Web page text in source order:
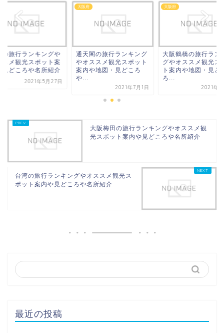
の旅行ランキングや
スメ観光スポット案
見どころや名所紹介
2021年5月27日
大阪府
通天閣の旅行ランキング
やオススメ観光スポット
案内や地図・見どころ
や...
2021年7月1日
大阪府
大阪鶴橋の旅行ラン
グやオススメ観光ス
ト案内や地図・見ど
ろ...
2021年7
大阪梅田の旅行ランキングやオススメ観
光スポット案内や見どころや名所紹介
台湾の旅行ランキングやオススメ観光ス
ポット案内や見どころや名所紹介
最近の投稿